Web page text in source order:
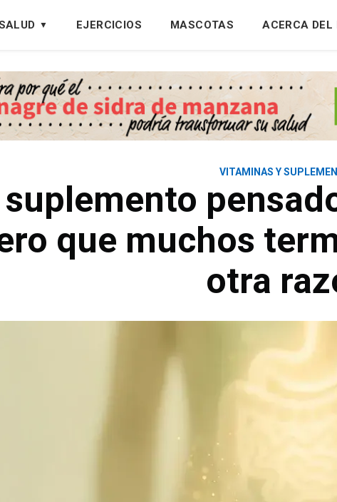
EJERCICIOS MASCOTAS ACERCA DEL
VITAMINAS Y
suplemento
que muchos
otra